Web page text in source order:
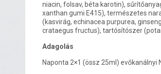
niacin, folsav, béta karotin),
xanthan gumi E415), természetes
(kasvirág, echinacea purpurea,
crataegus fructus), tartósítószer
Adagolás
Naponta 2×1 (össz 25ml)